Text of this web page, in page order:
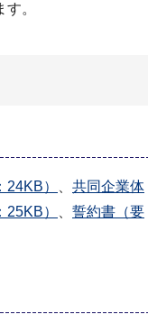
。
）
共同企業体
）
誓約書（要